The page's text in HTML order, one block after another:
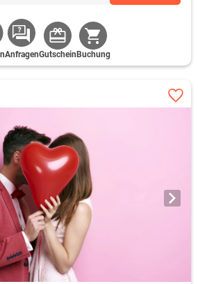
AnfragenGutschein Buchung